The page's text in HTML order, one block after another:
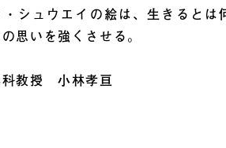
シュウエイの絵は、生きるとは
思いを強くさせる。
科教授 小林孝亘